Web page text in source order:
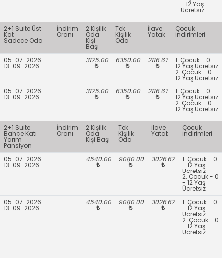
- 12 Yaş
Ücretsiz
2+1 Suite Üst
Kat
Sadece Oda
İndirim
Oranı
2 Kişilik
Oda
Kişi
Başı
Tek
Kişilik
Oda
İlave
Yatak
Çocuk
İndirimleri
05-07-2026 -
13-09-2026
3175.00 6350.00 2116.67 1. Çocuk - 0 -
12 Yaş Ücretsiz
2. Çocuk - 0 -
12 Yaş Ücretsiz
05-07-2026 -
13-09-2026
3175.00 6350.00 2116.67 1. Çocuk - 0 -
12 Yaş Ücretsiz
2. Çocuk - 0 -
12 Yaş Ücretsiz
2+1 Suite
Bahçe Katı
Yarım
Pansiyon
İndirim
Oranı
2 Kişilik
Oda
Kişi Başı
Tek
Kişilik
Oda
İlave
Yatak
Çocuk
İndirimleri
05-07-2026 -
13-09-2026
4540.00 9080.00 3026.67 1. Çocuk - 0
- 12 Yaş
Ücretsiz
2. Çocuk - 0
- 12 Yaş
Ücretsiz
05-07-2026 -
13-09-2026
4540.00 9080.00 3026.67 1. Çocuk - 0
- 12 Yaş
Ücretsiz
2. Çocuk - 0
- 12 Yaş
Ücretsiz